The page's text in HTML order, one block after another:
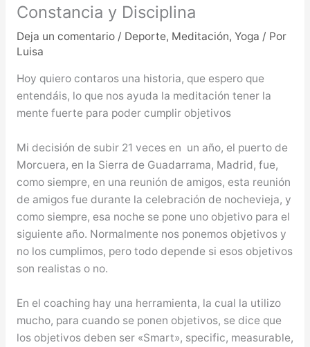
Constancia y Disciplina
Deja un comentario / Deporte, Meditación, Yoga / Por
Luisa
Hoy quiero contaros una historia, que espero que
entendáis, lo que nos ayuda la meditación tener la
mente fuerte para poder cumplir objetivos
Mi decisión de subir 21 veces en un año, el puerto de
Morcuera, en la Sierra de Guadarrama, Madrid, fue,
como siempre, en una reunión de amigos, esta reunión
de amigos fue durante la celebración de nochevieja, y
como siempre, esa noche se pone uno objetivo para el
siguiente año. Normalmente nos ponemos objetivos y
no los cumplimos, pero todo depende si esos objetivos
son realistas o no.
En el coaching hay una herramienta, la cual la utilizo
mucho, para cuando se ponen objetivos, se dice que
los objetivos deben ser «Smart», specific, measurable,